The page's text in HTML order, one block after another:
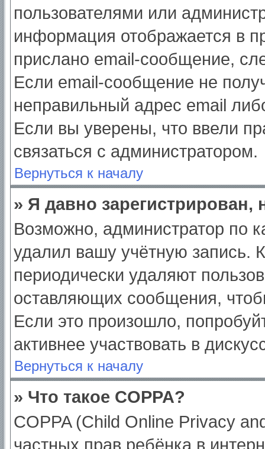
пользователями или
информация отображается в
прислано email-сообщение,
Если email-сообщение не
неправильный адрес email
Если вы уверены, что ввели
связаться с администратором.
Вернуться к началу
» Я давно
Возможно, администратор по
удалил вашу учётную запись.
периодически удаляют
оставляющих сообщения,
Если это произошло,
активнее участвовать в
Вернуться к началу
» Что такое COPPA?
COPPA (Child Online Privacy
частных прав ребёнка в